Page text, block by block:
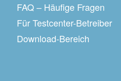
FAQ – Häufige Fragen
Für Testcenter-Betreiber
Download-Bereich